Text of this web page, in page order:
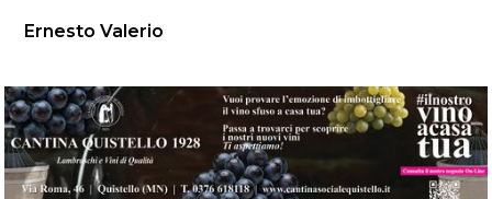
Ernesto Valerio